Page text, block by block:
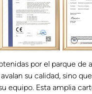
por el parque de
su calidad, sino
equipo. Esta amplia